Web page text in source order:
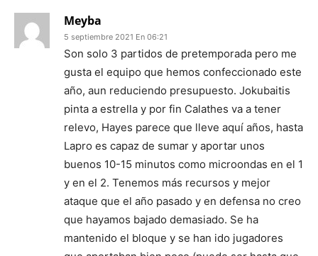
Meyba
5 septiembre 2021 En 06:21
Son solo 3 partidos de pretemporada pero me
gusta el equipo que hemos confeccionado este
año, aun reduciendo presupuesto. Jokubaitis
pinta a estrella y por fin Calathes va a tener
relevo, Hayes parece que lleve aquí años, hasta
Lapro es capaz de sumar y aportar unos
buenos 10-15 minutos como microondas en el 1
y en el 2. Tenemos más recursos y mejor
ataque que el año pasado y en defensa no creo
que hayamos bajado demasiado. Se ha
mantenido el bloque y se han ido jugadores